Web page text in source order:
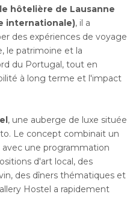
hôtelière de Lausanne
internationale), il a
des expériences de voyage
le patrimoine et la
du Portugal, tout en
à long terme et l'impact
, une auberge de luxe située
Le concept combinait un
une programmation
d'art local, des
des dîners thématiques et
Hostel a rapidement